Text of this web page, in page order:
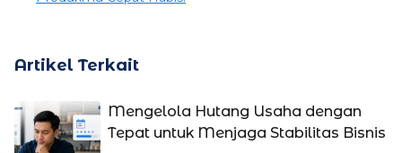
Artikel Terkait
Mengelola Hutang Usaha dengan
Tepat untuk Menjaga Stabilitas Bisnis